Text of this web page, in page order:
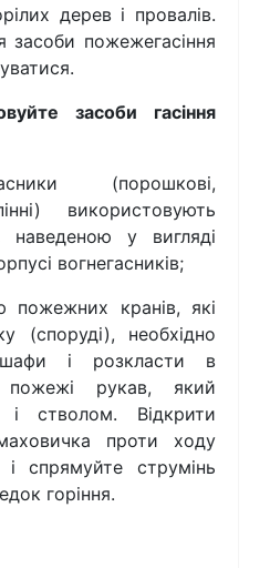
дерев і провалів.
засоби пожежегасіння
засоби гасіння
(порошкові,
використовують
наведеною у вигляді
вогнегасників;
пожежних кранів, які
(споруді), необхідно
шафи і розкласти в
пожежі рукав, який
стволом. Відкрити
проти ходу
і спрямуйте струмінь
горіння.